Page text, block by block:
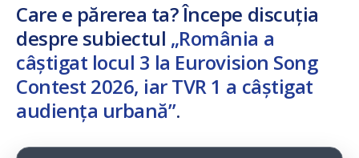
Care e părerea ta? Începe discuția
despre subiectul „România a
câștigat locul 3 la Eurovision Song
Contest 2026, iar TVR 1 a câștigat
audiența urbană”.